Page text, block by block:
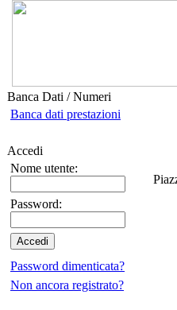
Banca Dati / Numeri
Banca dati prestazioni
Accedi
Nome utente:
Password:
Password dimenticata?
Non ancora registrato?